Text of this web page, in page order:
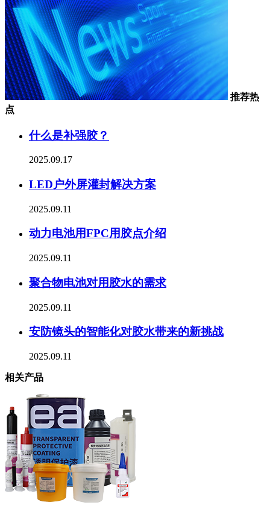
推荐热
点
什么是补强胶？
2025.09.17
LED户外屏灌封解决方案
2025.09.11
动力电池用FPC用胶点介绍
2025.09.11
聚合物电池对用胶水的需求
2025.09.11
安防镜头的智能化对胶水带来的新挑战
2025.09.11
相关产品